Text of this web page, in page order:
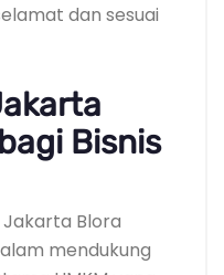
dan sesuai
Bisnis
Jakarta Blora
mendukung